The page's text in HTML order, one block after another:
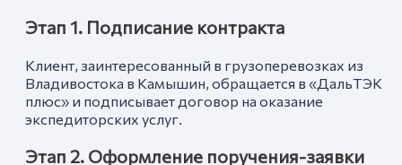
Этап 1. Подписание контракта
Клиент, заинтересованный в грузоперевозках из
Владивостока в Камышин, обращается в «ДальТЭК
плюс» и подписывает договор на оказание
экспедиторских услуг.
Этап 2. Оформление поручения-заявки